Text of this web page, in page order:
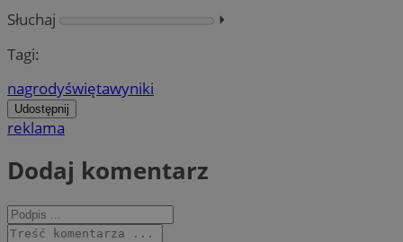
Słuchaj
⏵︎
Tagi:
nagrodyświętawyniki
Udostępnij
reklama
Dodaj komentarz